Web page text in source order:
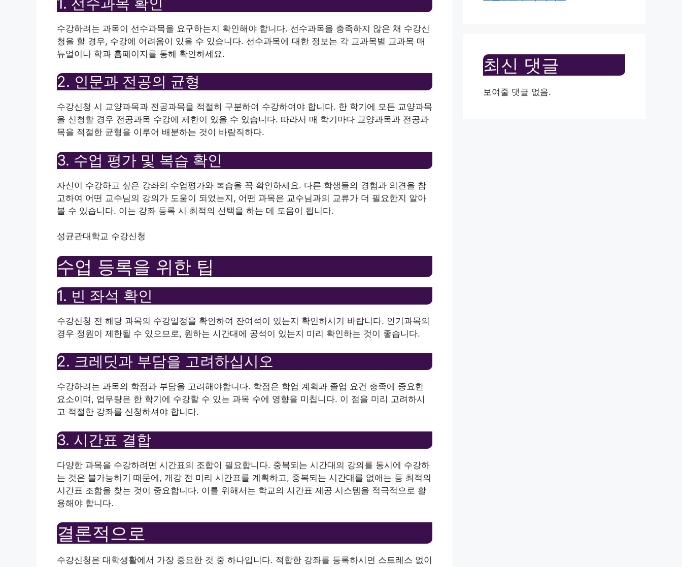
수강하려는 과목이 선수과목을 요구하는지 확인해야 합니다. 선수과목을 충족하지 않은 채 수강신
청을 할 경우, 수강에 어려움이 있을 수 있습니다. 선수과목에 대한 정보는 각 교과목별 교과목 매
뉴얼이나 학과 홈페이지를 통해 확인하세요.
2. 인문과 전공의 균형
수강신청 시 교양과목과 전공과목을 적절히 구분하여 수강하여야 합니다. 한 학기에 모든 교양과목
을 신청할 경우 전공과목 수강에 제한이 있을 수 있습니다. 따라서 매 학기마다 교양과목과 전공과
목을 적절한 균형을 이루어 배분하는 것이 바람직하다.
3. 수업 평가 및 복습 확인
자신이 수강하고 싶은 강좌의 수업평가와 복습을 꼭 확인하세요. 다른 학생들의 경험과 의견을 참
고하여 어떤 교수님의 강의가 도움이 되었는지, 어떤 과목은 교수님과의 교류가 더 필요한지 알아
볼 수 있습니다. 이는 강좌 등록 시 최적의 선택을 하는 데 도움이 됩니다.
성균관대학교 수강신청
수업 등록을 위한 팁
1. 빈 좌석 확인
수강신청 전 해당 과목의 수강일정을 확인하여 잔여석이 있는지 확인하시기 바랍니다. 인기과목의
경우 정원이 제한될 수 있으므로, 원하는 시간대에 공석이 있는지 미리 확인하는 것이 좋습니다.
2. 크레딧과 부담을 고려하십시오
수강하려는 과목의 학점과 부담을 고려해야합니다. 학점은 학업 계획과 졸업 요건 충족에 중요한
요소이며, 업무량은 한 학기에 수강할 수 있는 과목 수에 영향을 미칩니다. 이 점을 미리 고려하시
고 적절한 강좌를 신청하셔야 합니다.
3. 시간표 결합
다양한 과목을 수강하려면 시간표의 조합이 필요합니다. 중복되는 시간대의 강의를 동시에 수강하
는 것은 불가능하기 때문에, 개강 전 미리 시간표를 계획하고, 중복되는 시간대를 없애는 등 최적의
시간표 조합을 찾는 것이 중요합니다. 이를 위해서는 학교의 시간표 제공 시스템을 적극적으로 활
용해야 합니다.
결론적으로
수강신청은 대학생활에서 가장 중요한 것 중 하나입니다. 적합한 강좌를 등록하시면 스트레스 없이
최신 댓글
보여줄 댓글 없음.